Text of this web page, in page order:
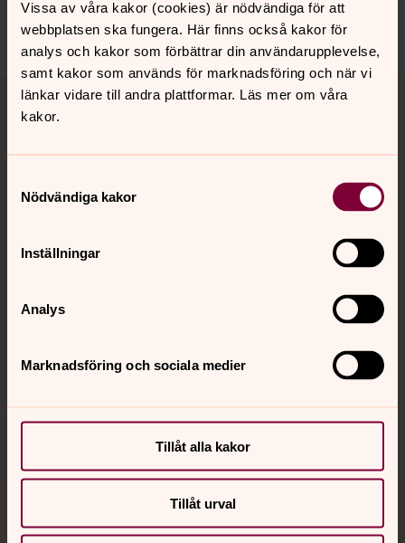
Vissa av våra kakor (cookies) är nödvändiga för att
webbplatsen ska fungera. Här finns också kakor för
analys och kakor som förbättrar din användarupplevelse,
samt kakor som används för marknadsföring och när vi
länkar vidare till andra plattformar. Läs mer om våra
kakor.
Nödvändiga kakor
Inställningar
Analys
Marknadsföring och sociala medier
Tillåt alla kakor
Tillåt urval
Dela
Tillbaka till toppen
Tillbaka till innehållet
Kalender
Hitta snabbt
Sociala kanaler
Jourhavande präst